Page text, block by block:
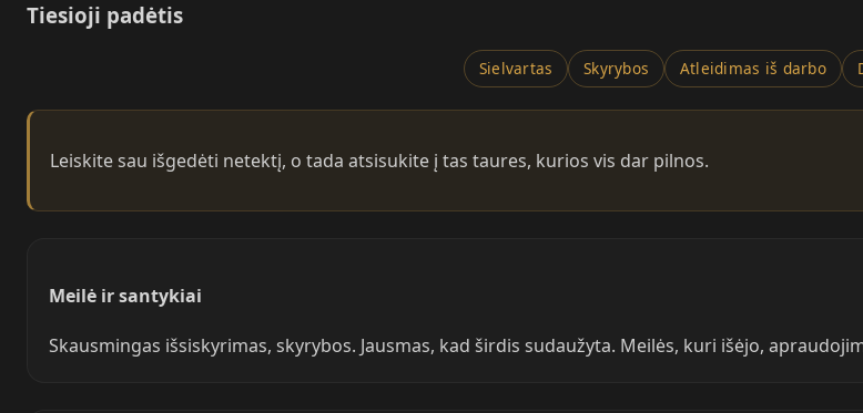
Tiesioji padėtis
Sielvartas Skyrybos Atleidimas iš darbo
Leiskite sau išgedėti netektį, o tada atsisukite į tas taures, kurios vis dar pilnos.
Meilė ir santykiai
Skausmingas išsiskyrimas, skyrybos. Jausmas, kad širdis sudaužyta. Meilės, kuri išėjo,